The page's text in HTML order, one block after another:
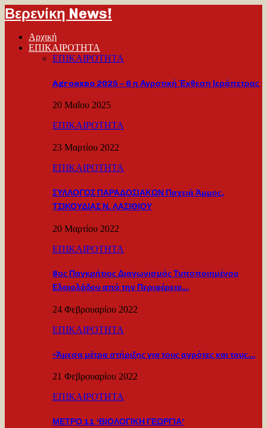
Βερενίκη News!
Αρχική
ΕΠΙΚΑΙΡΟΤΗΤΑ
ΕΠΙΚΑΙΡΟΤΗΤΑ
Agroexpo 2025 – 6 η Αγροτική Έκθεση Ιεράπετρας
20 Μαΐου 2025
ΕΠΙΚΑΙΡΟΤΗΤΑ
23 Μαρτίου 2022
ΕΠΙΚΑΙΡΟΤΗΤΑ
ΣΥΛΛΟΓΟΣ ΠΑΡΑΔΟΣΙΑΚΩΝ Παχειά Άμμος,
ΤΣΙΚΟΥΔΙΑΣ Ν. ΛΑΣΙΘΙΟΥ
20 Μαρτίου 2022
ΕΠΙΚΑΙΡΟΤΗΤΑ
8ος Παγκρήτιος Διαγωνισμός Τυποποιημένου
Ελαιολάδου από την Περιφέρεια…
24 Φεβρουαρίου 2022
ΕΠΙΚΑΙΡΟΤΗΤΑ
«Άμεσα μέτρα στήριξης για τους αγρότες και τους…
21 Φεβρουαρίου 2022
ΕΠΙΚΑΙΡΟΤΗΤΑ
ΜΕΤΡΟ 11 ‘ΒΙΟΛΟΓΙΚΗ ΓΕΩΡΓΙΑ’